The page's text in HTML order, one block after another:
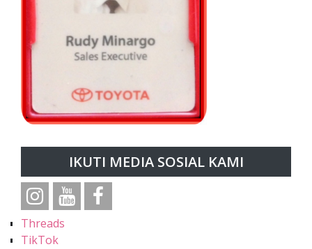
IKUTI MEDIA SOSIAL KAMI
Threads
TikTok